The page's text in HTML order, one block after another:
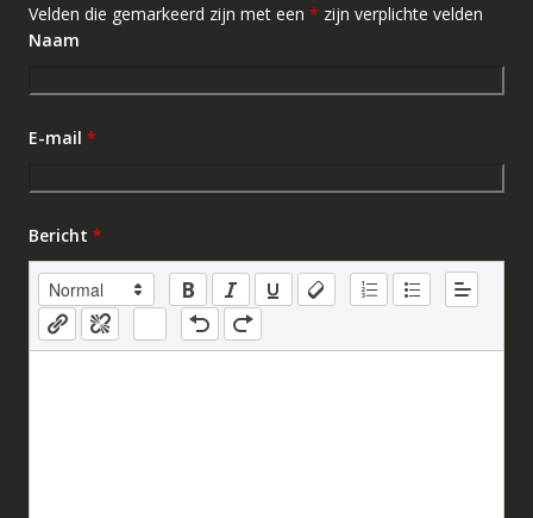
Velden die gemarkeerd zijn met een * zijn verplichte velden
Naam
E-mail *
Bericht *